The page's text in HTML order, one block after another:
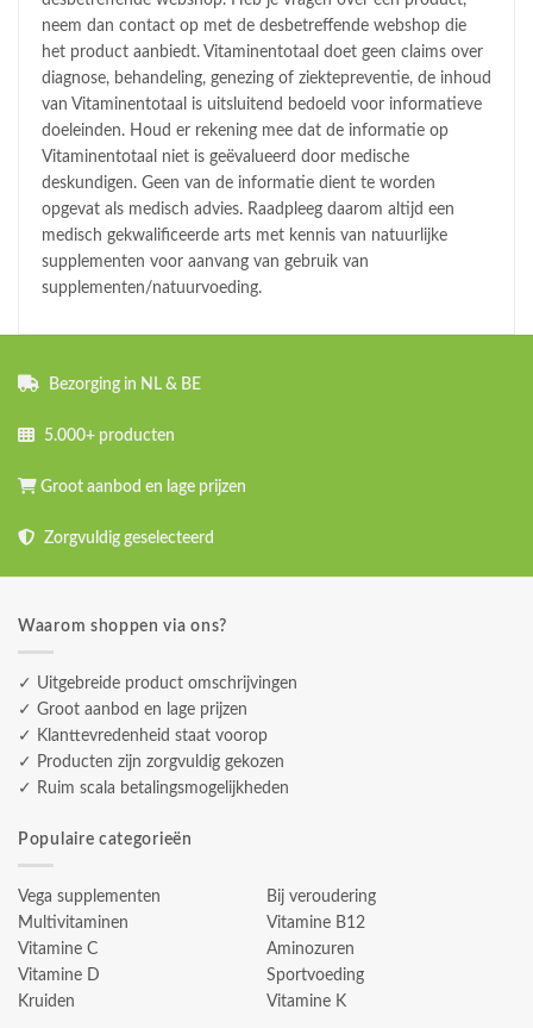
neem dan contact op met de desbetreffende webshop die
het product aanbiedt. Vitaminentotaal doet geen claims over
diagnose, behandeling, genezing of ziektepreventie, de inhoud
van Vitaminentotaal is uitsluitend bedoeld voor informatieve
doeleinden. Houd er rekening mee dat de informatie op
Vitaminentotaal niet is geëvalueerd door medische
deskundigen. Geen van de informatie dient te worden
opgevat als medisch advies. Raadpleeg daarom altijd een
medisch gekwalificeerde arts met kennis van natuurlijke
supplementen voor aanvang van gebruik van
supplementen/natuurvoeding.
Bezorging in NL & BE
5.000+ producten
Groot aanbod en lage prijzen
Zorgvuldig geselecteerd
Waarom shoppen via ons?
✓ Uitgebreide product omschrijvingen
✓ Groot aanbod en lage prijzen
✓ Klanttevredenheid staat voorop
✓ Producten zijn zorgvuldig gekozen
✓ Ruim scala betalingsmogelijkheden
Populaire categorieën
Vega supplementen
Multivitaminen
Vitamine C
Vitamine D
Kruiden
Bij veroudering
Vitamine B12
Aminozuren
Sportvoeding
Vitamine K